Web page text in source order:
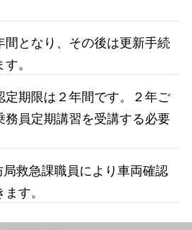
間となり、その後は更新手続
。
定期限は２年間です。２年ご
務員定期講習を受講する必要
救急課職員により車両確認
す。